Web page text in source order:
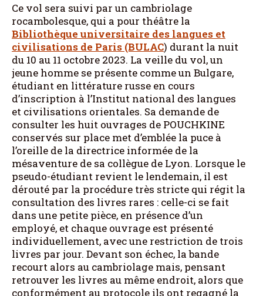
Ce vol sera suivi par un cambriolage
rocambolesque, qui a pour théâtre la
Bibliothèque universitaire des langues et
civilisations de Paris (BULAC) durant la nuit
du 10 au 11 octobre 2023. La veille du vol, un
jeune homme se présente comme un Bulgare,
étudiant en littérature russe en cours
d’inscription à l’Institut national des langues
et civilisations orientales. Sa demande de
consulter les huit ouvrages de POUCHKINE
conservés sur place met d’emblée la puce à
l’oreille de la directrice informée de la
mésaventure de sa collègue de Lyon. Lorsque le
pseudo-étudiant revient le lendemain, il est
dérouté par la procédure très stricte qui régit la
consultation des livres rares : celle-ci se fait
dans une petite pièce, en présence d’un
employé, et chaque ouvrage est présenté
individuellement, avec une restriction de trois
livres par jour. Devant son échec, la bande
recourt alors au cambriolage mais, pensant
retrouver les livres au même endroit, alors que
conformément au protocole ils ont regagné la